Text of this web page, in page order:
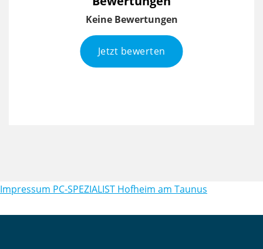
Keine Bewertungen
Jetzt bewerten
Impressum PC-SPEZIALIST Hofheim am Taunus